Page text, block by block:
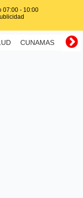
07:00 - 10:00
CUNAMAS